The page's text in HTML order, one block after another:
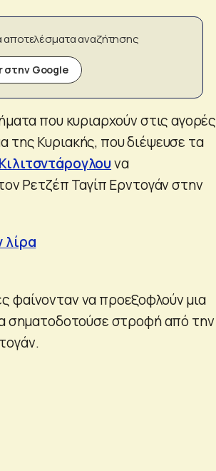
αναζήτησης
στην Google
που κυριαρχούν στις αγορές
της Κυριακής, που διέψευσε τα
να
Ρετζέπ Ταγίπ Ερντογάν στην
λίρα
φαίνονταν να προεξοφλούν μια
σηματοδοτούσε στροφή από την